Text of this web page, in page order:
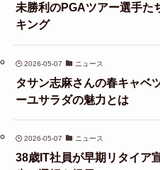
未勝利のPGAツアー選手た
キング
2026-05-07 ニュース
タサン志麻さんの春キャベ
ーユサラダの魅力とは
2026-05-07 ニュース
38歳IT社員が早期リタイア